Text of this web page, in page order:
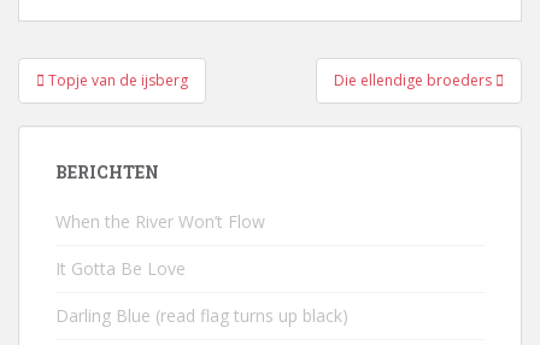
Bericht
navigatie
Topje van de ijsberg Die ellendige broeders
BERICHTEN
When the River Won’t Flow
It Gotta Be Love
Darling Blue (read flag turns up black)